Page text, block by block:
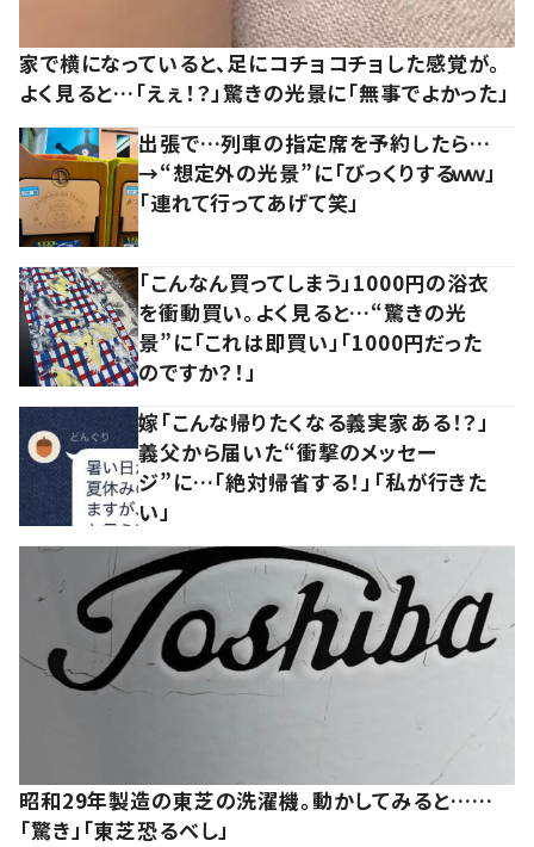
家で横になっていると、足にコチョコチョした感覚が。
よく見ると…「えぇ！？」驚きの光景に「無事でよかった」
出張で…列車の指定席を予約したら…
→“想定外の光景”に「びっくりするｗｗ」
「連れて行ってあげて笑」
「こんなん買ってしまう」1000円の浴衣
を衝動買い。よく見ると…“驚きの光
景”に「これは即買い」「1000円だった
のですか？！」
嫁「こんな帰りたくなる義実家ある！？」
義父から届いた“衝撃のメッセー
ジ”に…「絶対帰省する！」「私が行きた
い」
昭和29年製造の東芝の洗濯機。動かしてみると……
「驚き」「東芝恐るべし」